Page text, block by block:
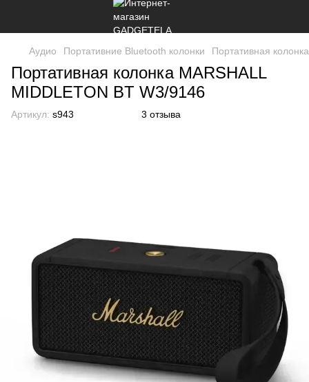
Аудио Портативние Bluetooth колонки Портативная
Портативная колонка MARSHALL
MIDDLETON BT W3/9146
Артикул: s943 3 отзыва